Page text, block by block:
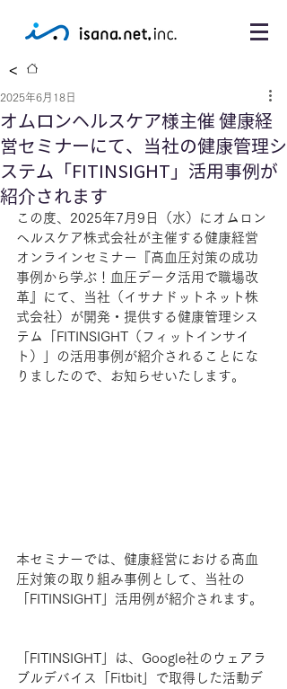
<
オムロンヘルスケア様主催 健康経
営セミナーにて、当社の健康管理シ
ステム「FITINSIGHT」活用事例が
紹介されます
2025年6月18日
この度、2025年7月9日（水）にオムロン
ヘルスケア株式会社が主催する健康経営
オンラインセミナー『高血圧対策の成功
事例から学ぶ！血圧データ活用で職場改
革』にて、当社（イサナドットネット株
式会社）が開発・提供する健康管理シス
テム「FITINSIGHT（フィットインサイ
ト）」の活用事例が紹介されることにな
りましたので、お知らせいたします。
本セミナーでは、健康経営における高血
圧対策の取り組み事例として、当社の
「FITINSIGHT」活用例が紹介されます。
「FITINSIGHT」は、Google社のウェアラ
ブルデバイス「Fitbit」で取得した活動デ